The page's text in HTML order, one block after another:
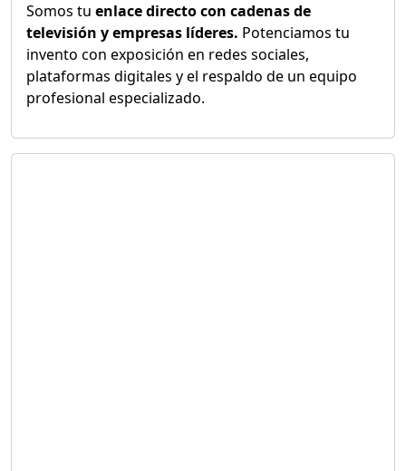
Somos tu enlace directo con cadenas de
televisión y empresas líderes. Potenciamos tu
invento con exposición en redes sociales,
plataformas digitales y el respaldo de un equipo
profesional especializado.